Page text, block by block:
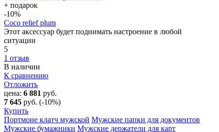
+ подарок
-10%
Coco relief plum
Этот аксессуар будет поднимать настроение в любой
ситуации
5
1 отзыв
В наличии
К сравнению
Отложить
цена: 6 881 руб.
7 645 руб. (-10%)
Купить
Портмоне клатч мужской Мужские папки для документов
Мужские бумажники Мужские держатели для карт